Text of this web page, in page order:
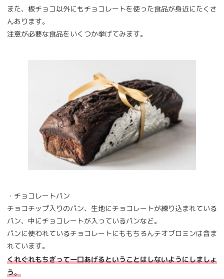
また、板チョコ以外にもチョコレートを使った食品が身近にたくさ
んあります。
注意が必要な食品をいくつか挙げてみます。
・チョコレートパン
チョコチップ入りのパン、生地にチョコレートが練り込まれている
パン、中にチョコレートが入っているパンなど。
パンに使われているチョコレートにももちろんテオブロミンは含ま
れています。
くれぐれもちぎって一口あげるということはしないようにしましょ
う。